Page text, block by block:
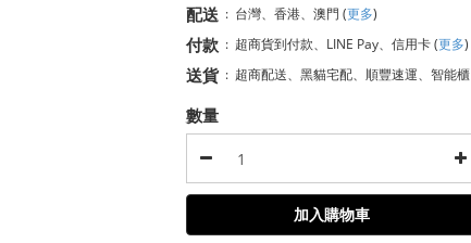
配送 : 台灣、香港、澳門 (更多)
付款 : 超商貨到付款、LINE Pay、信用卡(更多)
送貨 : 超商配送、黑貓宅配、順豐速運、智能櫃
數量
加入購物車